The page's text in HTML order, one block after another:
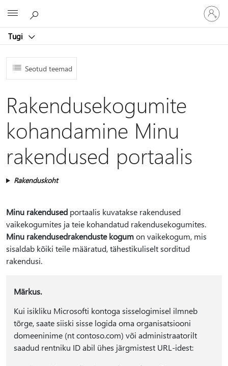
Tugi
Logige
sisse
oma
Seotud teemad
Rakendusekogumite
kohandamine Minu
rakendused portaalis
Rakenduskoht
Minu rakendused portaalis kuvatakse rakendused
vaikekogumites ja teie kohandatud rakendusekogumites.
Minu rakendusedrakenduste kogumon vaikekogum, mis
sisaldab kõiki teile määratud, tähestikuliselt sorditud
rakendusi.
Märkus.
Kui isikliku Microsofti kontoga sisselogimisel ilmneb
tõrge, saate siiski sisse logida oma organisatsiooni
domeeninime (nt contoso.com) või administraatorilt
saadud rentniku ID abil ühes järgmistest URL-idest: